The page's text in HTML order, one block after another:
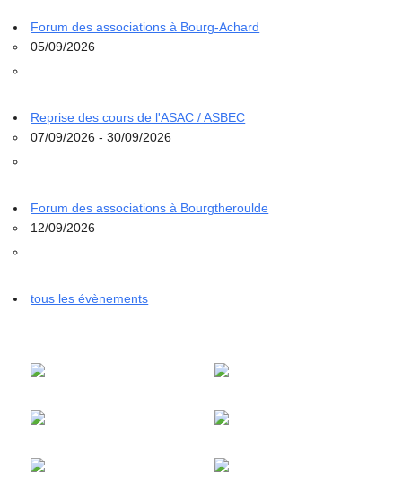
Forum des associations à Bourg-Achard
05/09/2026
Reprise des cours de l'ASAC / ASBEC
07/09/2026 - 30/09/2026
Forum des associations à Bourgtheroulde
12/09/2026
tous les évènements